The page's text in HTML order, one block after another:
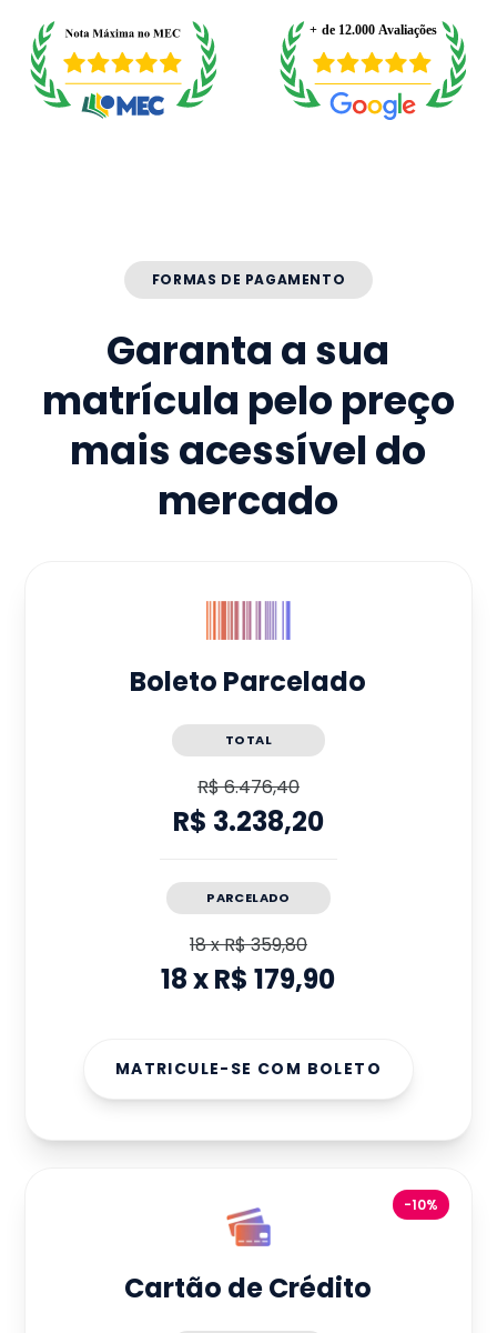
FORMAS DE PAGAMENTO
Garanta a sua
matrícula pelo preço
mais acessível do
mercado
Boleto Parcelado
TOTAL
R$ 6.476,40
R$ 3.238,20
PARCELADO
18xR$ 359,80
18xR$ 179,90
MATRICULE-SE COM BOLETO
-10%
Cartão de Crédito